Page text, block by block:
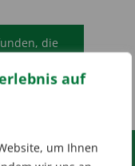
auf
um Ihnen
die